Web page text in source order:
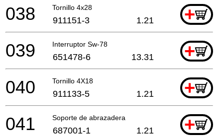
Tornillo 4x28 +
038 911151-3 1.21
Interruptor Sw-78 +
039 651478-6 13.31
Tornillo 4X18 +
040 911133-5 1.21
Soporte de abrazadera +
041 687001-1 1.21